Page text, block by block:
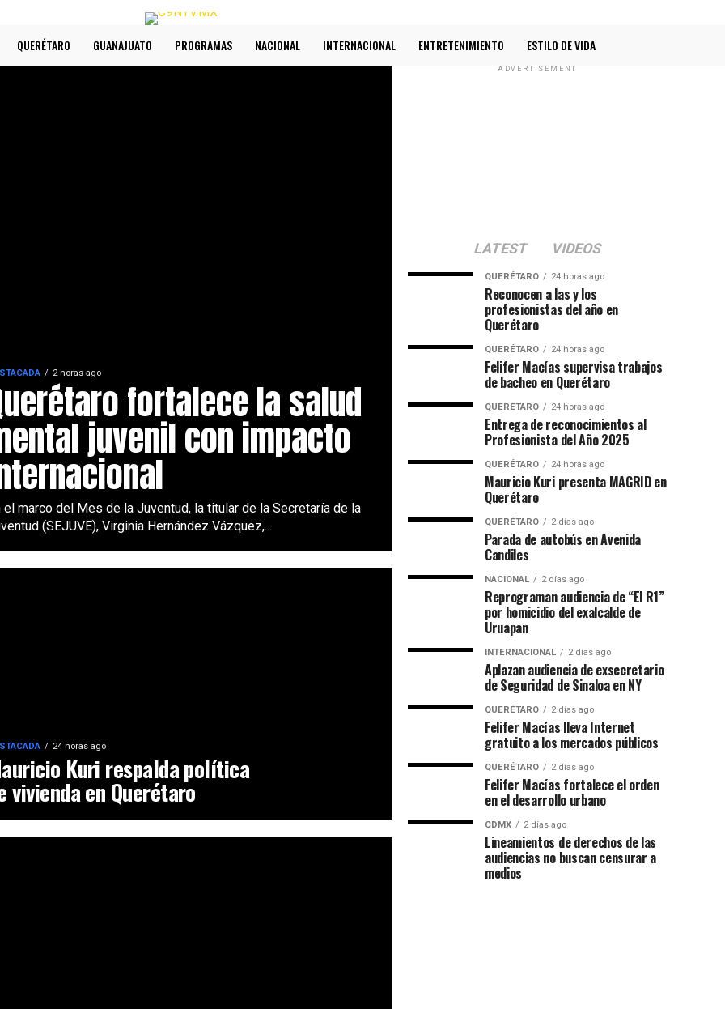
QUERÉTARO GUANAJUATO PROGRAMAS NACIONAL INTERNACIONAL ENTRETENIMIENTO ESTILO DE VIDA
2 horas ago
fortalece la salud
juvenil con impacto
el marco del Mes de la Juventud, la titular de la Secretaría de la
(SEJUVE), Virginia Hernández Vázquez,...
24 horas ago
Kuri respalda política
vivienda en Querétaro
ADVERTISEMENT
LATEST VIDEOS
QUERÉTARO 24 horas ago
Reconocen a las y los
profesionistas del año en
Querétaro
QUERÉTARO 24 horas ago
Felifer Macías supervisa trabajos
de bacheo en Querétaro
QUERÉTARO 24 horas ago
Entrega de reconocimientos al
Profesionista del Año 2025
QUERÉTARO 24 horas ago
Mauricio Kuri presenta MAGRID en
Querétaro
QUERÉTARO 2 días ago
Parada de autobús en Avenida
Candiles
NACIONAL 2 días ago
Reprograman audiencia de “El R1”
por homicidio del exalcalde de
Uruapan
INTERNACIONAL 2 días ago
Aplazan audiencia de exsecretario
de Seguridad de Sinaloa en NY
QUERÉTARO 2 días ago
Felifer Macías lleva Internet
gratuito a los mercados públicos
QUERÉTARO 2 días ago
Felifer Macías fortalece el orden
en el desarrollo urbano
CDMX 2 días ago
Lineamientos de derechos de las
audiencias no buscan censurar a
medios